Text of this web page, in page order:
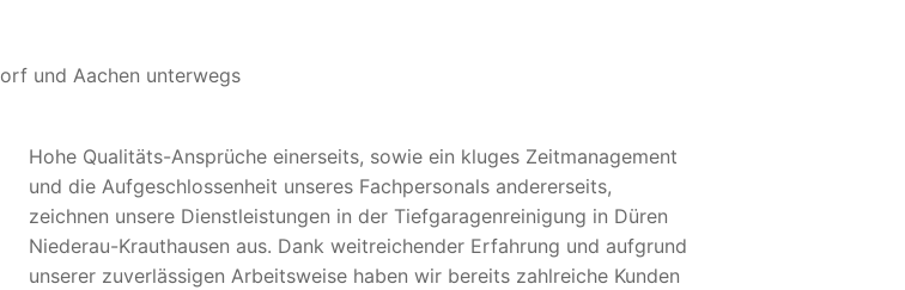
und Aachen unterwegs
Hohe Qualitäts-Ansprüche einerseits, sowie ein kluges Zeitmanagement
und die Aufgeschlossenheit unseres Fachpersonals andererseits,
zeichnen unsere Dienstleistungen in der Tiefgaragenreinigung in Düren
Niederau-Krauthausen aus. Dank weitreichender Erfahrung und aufgrund
unserer zuverlässigen Arbeitsweise haben wir bereits zahlreiche Kunden